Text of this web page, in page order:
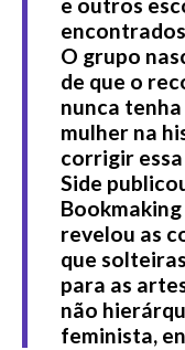
O grupo
de que o
nunca
mulher na
corrigir
Side
revelou as
que
para as
não
feminista,